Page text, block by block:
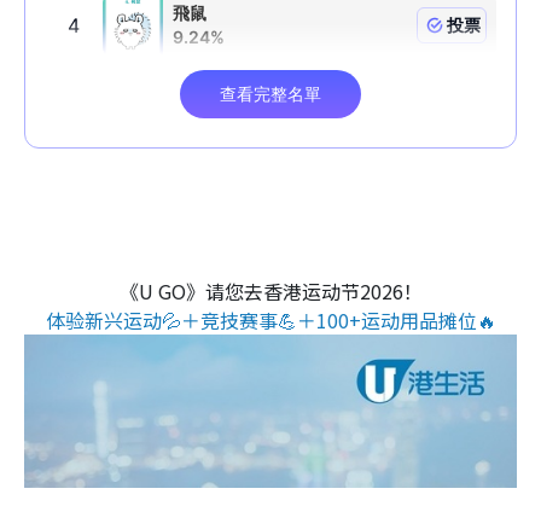
《U GO》请您去香港运动节2026！
体验新兴运动💦＋竞技赛事💪＋100+运动用品摊位🔥